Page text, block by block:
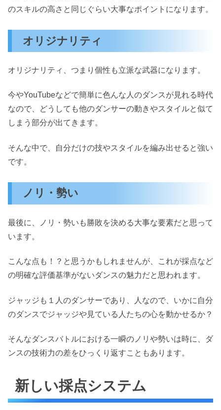
のスキルの高さと同じぐらい大事なポイントになります。
オリジナリティ
オリジナリティ、つまり個性も立派な武器になります。
今やYouTubeなどで簡単に色んな人のダンスが見れる時代
なので、どうしても他のダンサーの動きやスタイルと似て
しまう部分が出てきます。
そんな中で、自分だけの技やスタイルを編み出せると強い
です。
ノリ・勢い
最後に、ノリ・勢いも勝敗を決める大事な要素だと思って
います。
こんな点も！？と思うかもしれませんが、これが採点など
の明確な評価基準がないダンスの魅力だと思われます。
ジャッジも１人のダンサーであり、人なので、いかに自分
のダンスでジャッジや見ている人たちの心を動かせるか？
そんなダンスバトルにおける一瞬のノリや勢いは時に、ダ
ンスの技術力の差をひっくり返すこともあります。
新しい採点システム